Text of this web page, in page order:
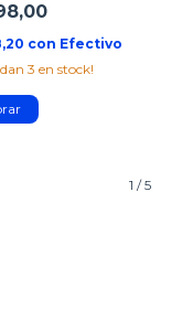
con Efectivo
3 en stock!
1 /5